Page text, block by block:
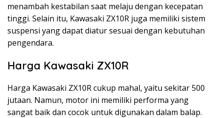
menambah kestabilan saat melaju dengan kecepatan
tinggi. Selain itu, Kawasaki ZX10R juga memiliki sistem
suspensi yang dapat diatur sesuai dengan kebutuhan
pengendara.
Harga Kawasaki ZX10R
Harga Kawasaki ZX10R cukup mahal, yaitu sekitar 500
jutaan. Namun, motor ini memiliki performa yang
sangat baik dan cocok untuk digunakan dalam balap.